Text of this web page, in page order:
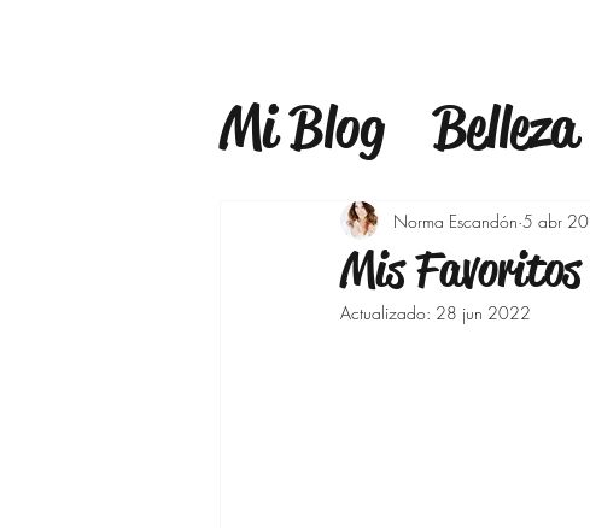
Mi Blog Belleza
Estilo
Estilo de Vida
Mis Favoritos
Norma Escandón 5 abr
Actualizado: 28 jun 2022